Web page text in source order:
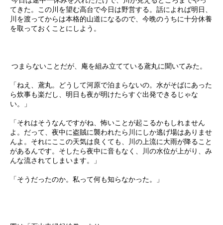
てきた。この川を望む高台で今日は野営する。話によれば明日、
川を渡ってからは本格的山道になるので、今晩のうちに十分休養
を取っておくことにしよう。
つまらないことだが、庵を組み立てている鳶丸に聞いてみた。
「ねえ、鳶丸。どうして河原で泊まらないの。水がそばにあった
ら炊事も楽だし、明日も夜が明けたらすぐ出発できるじゃな
い。」
「それはそうなんですがね、怖いことが起こるかもしれません
よ。だって、夜中に盗賊に襲われたら川にしか逃げ場はありませ
んよ。それにここの天気は良くても、川の上流に大雨が降ること
があるんです。そしたら夜中に音もなく、川の水位が上がり、み
んな流されてしまいます。」
「そうだったのか。私って何も知らなかった。」